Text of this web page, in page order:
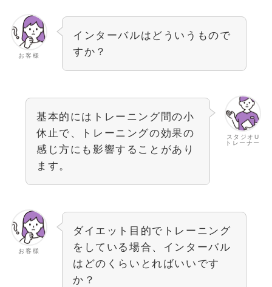
お客様
インターバルはどういうもので
すか？
スタジオU
トレーナー
基本的にはトレーニング間の小
休止で、トレーニングの効果の
感じ方にも影響することがあり
ます。
お客様
ダイエット目的でトレーニング
をしている場合、インターバル
はどのくらいとればいいです
か？